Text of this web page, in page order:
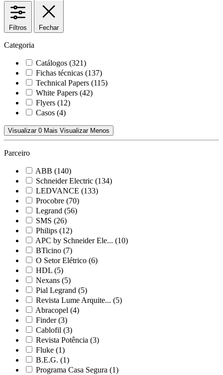
Filtros Fechar
Categoria
Catálogos (321)
Fichas técnicas (137)
Technical Papers (115)
White Papers (42)
Flyers (12)
Casos (4)
Visualizar 0 Mais Visualizar Menos
Parceiro
ABB (140)
Schneider Electric (134)
LEDVANCE (133)
Procobre (70)
Legrand (56)
SMS (26)
Philips (12)
APC by Schneider Ele... (10)
BTicino (7)
O Setor Elétrico (6)
HDL (5)
Nexans (5)
Pial Legrand (5)
Revista Lume Arquite... (5)
Abracopel (4)
Finder (3)
Cablofil (3)
Revista Potência (3)
Fluke (1)
B.E.G. (1)
Programa Casa Segura (1)